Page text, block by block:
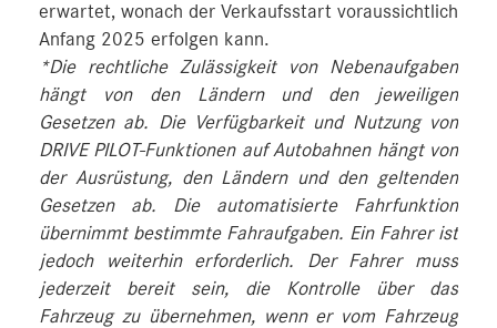
erwartet, wonach der Verkaufsstart voraussichtlich
Anfang 2025 erfolgen kann.
*Die rechtliche Zulässigkeit von Nebenaufgaben
hängt von den Ländern und den jeweiligen
Gesetzen ab. Die Verfügbarkeit und Nutzung von
DRIVE PILOT-Funktionen auf Autobahnen hängt von
der Ausrüstung, den Ländern und den geltenden
Gesetzen ab. Die automatisierte Fahrfunktion
übernimmt bestimmte Fahraufgaben. Ein Fahrer ist
jedoch weiterhin erforderlich. Der Fahrer muss
jederzeit bereit sein, die Kontrolle über das
Fahrzeug zu übernehmen, wenn er vom Fahrzeug